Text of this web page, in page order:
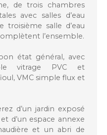
de trois chambres
avec salles d’eau
troisième salle d’eau
l’ensemble.
état général, avec
vitrage PVC et
VMC simple flux et
d’un jardin exposé
d’un espace annexe
et un abri de